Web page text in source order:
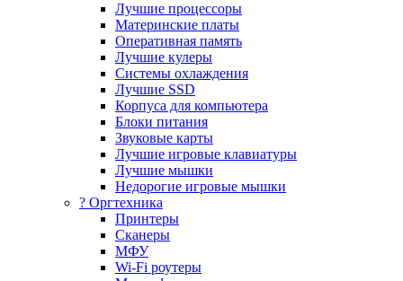
Лучшие процессоры
Материнские платы
Оперативная память
Лучшие кулеры
Системы охлаждения
Лучшие SSD
Корпуса для компьютера
Блоки питания
Звуковые карты
Лучшие игровые клавиатуры
Лучшие мышки
Недорогие игровые мышки
?️ Оргтехника
Принтеры
Сканеры
МФУ
Wi-Fi роутеры